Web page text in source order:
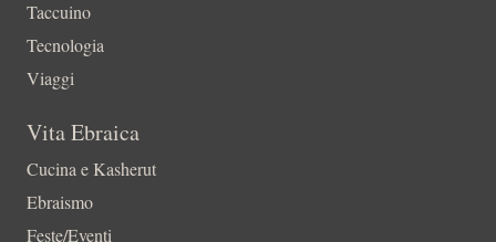
Taccuino
Tecnologia
Viaggi
Vita Ebraica
Cucina e Kasherut
Ebraismo
Feste/Eventi